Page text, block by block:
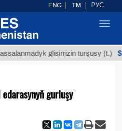
glisirrizin turşusy (t.)
gurluşy
ENG TM РУС